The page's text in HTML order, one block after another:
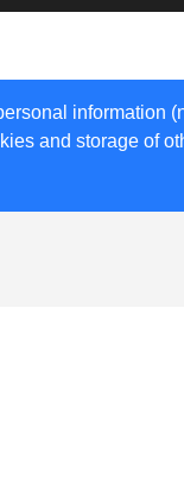
information
and storage ofLIBRI